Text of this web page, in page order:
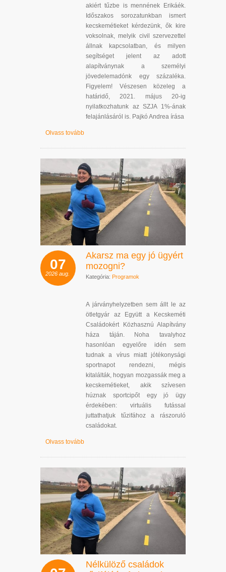
akiért tűzbe is mennének Erikáék.
Időszakos sorozatunkban ismert
kecskemétieket kérdezünk, ők kire
voksolnak, melyik civil szervezettel
állnak kapcsolatban, és milyen
segítséget jelent az adott
alapítványnak a személyi
jövedelemadónk egy százaléka.
Figyelem! Vészesen közeleg a
határidő, 2021. május 20-ig
nyilatkozhatunk az SZJA 1%-ának
felajánlásáról is. Pajkó Andrea írása
Olvass tovább
07
2026 aug.
Akarsz ma egy jó ügyért
mozogni?
Kategória: Programok
A járványhelyzetben sem állt le az
ötletgyár az Együtt a Kecskeméti
Családokért Közhasznú Alapítvány
háza táján. Noha tavalyhoz
hasonlóan egyelőre idén sem
tudnak a vírus miatt jótékonysági
sportnapot rendezni, mégis
kitalálták, hogyan mozgassák meg a
kecskemétieket, akik szívesen
húznak sportcipőt egy jó ügy
érdekében: virtuális futással
juttathatjuk tűzifához a rászoruló
családokat.
Olvass tovább
Nélkülöző családok